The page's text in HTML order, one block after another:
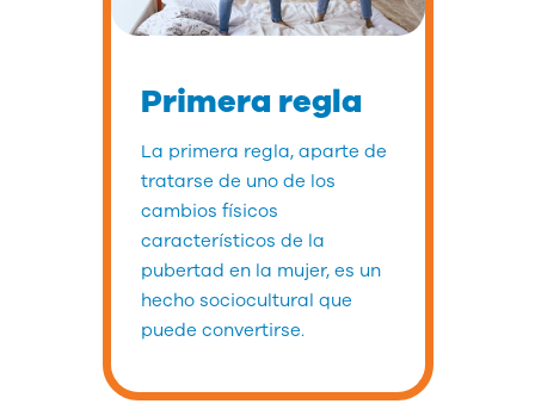
Primera regla
La primera regla, aparte de
tratarse de uno de los
cambios físicos
característicos de la
pubertad en la mujer, es un
hecho sociocultural que
puede convertirse.